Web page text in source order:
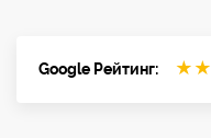
управления
Google Рейтинг: ★ ★